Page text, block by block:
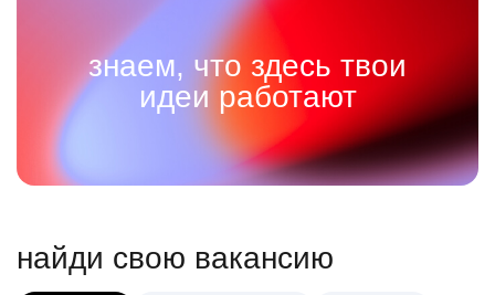
знаем, что здесь твои
идеи работают
найди свою вакансию